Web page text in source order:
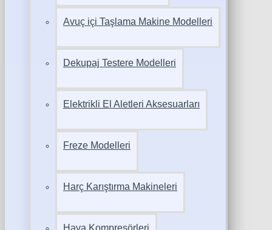
Avuç içi Taşlama Makine Modelleri
Dekupaj Testere Modelleri
Elektrikli El Aletleri Aksesuarları
Freze Modelleri
Harç Karıştırma Makineleri